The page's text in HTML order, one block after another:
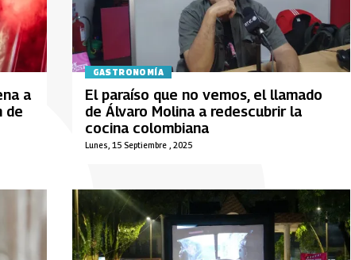
a
de
GASTRONOMÍA
Lunes, 15 Septiembre , 2025
El paraíso que no vemos, el llamado
de Álvaro Molina a redescubrir la
cocina colombiana